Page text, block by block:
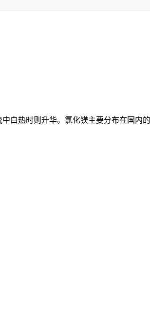
白热时则升华。氯化镁主要分布在国内的